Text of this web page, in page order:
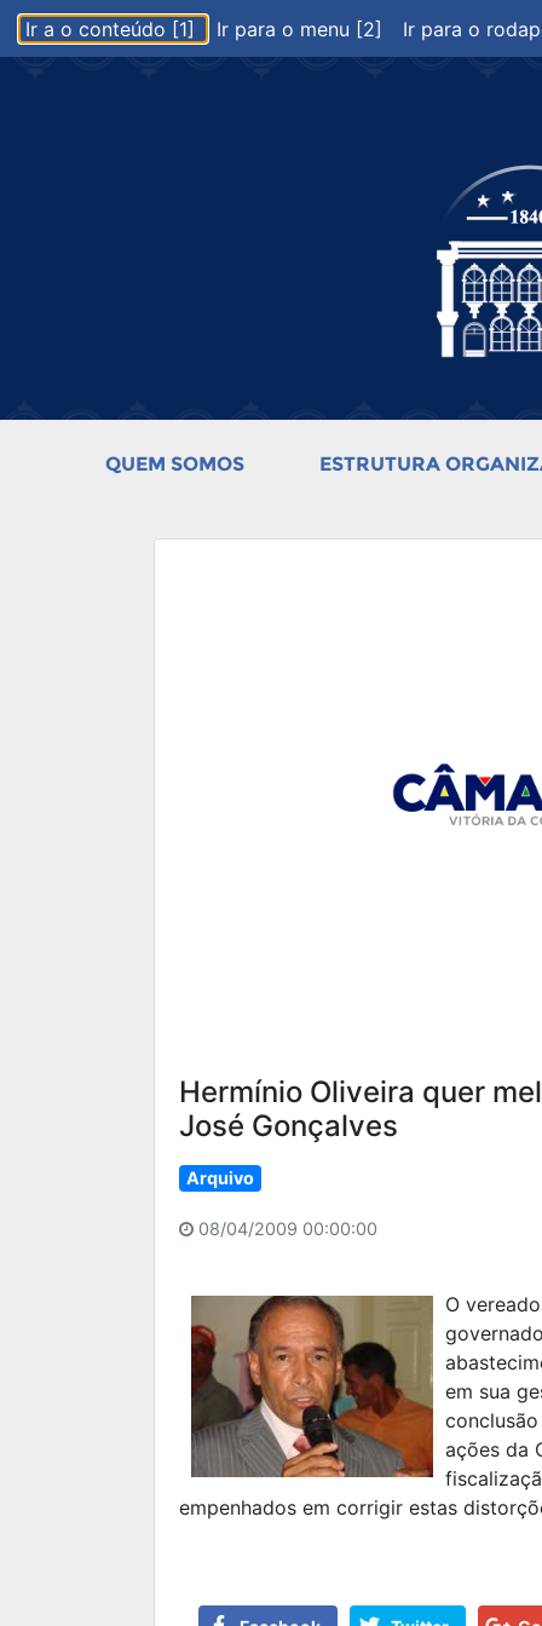
Ir a o conteúdo [1] Ir para o menu [2] Ir para o
QUEM SOMOS ESTRUTURA
Hermínio Oliveira quer
José Gonçalves
Arquivo
08/04/2009 00:00:00
O
em sua
ações da
empenhados em corrigir estas